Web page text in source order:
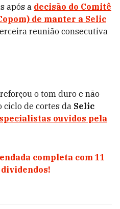
após a decisão do Comitê
de manter a Selic
reunião consecutiva
reforçou o tom duro e não
ciclo de cortes da Selic
ouvidos pela
completa com 11